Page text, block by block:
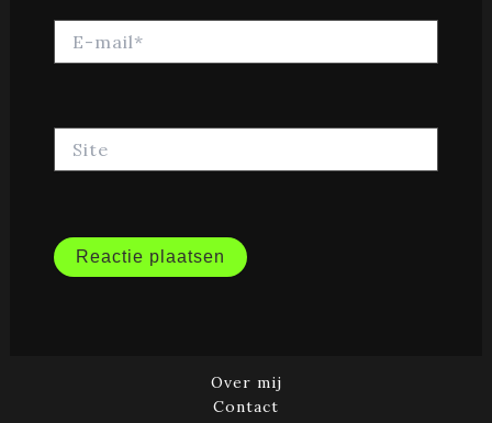
mail*
Over mij
Contact